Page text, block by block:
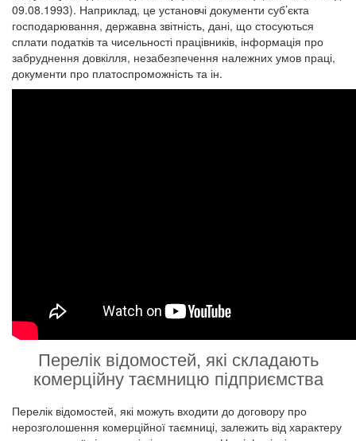
09.08.1993). Наприклад, це установчі документи суб’єкта
господарювання, державна звітність, дані, що стосуються
сплати податків та чисельності працівників, інформація про
забруднення довкілля, незабезпечення належних умов праці,
документи про платоспроможність та ін.
Перелік відомостей, які складають
комерційну таємницю підприємства
Перелік відомостей, які можуть входити до договору про
нерозголошення комерційної таємниці, залежить від характеру